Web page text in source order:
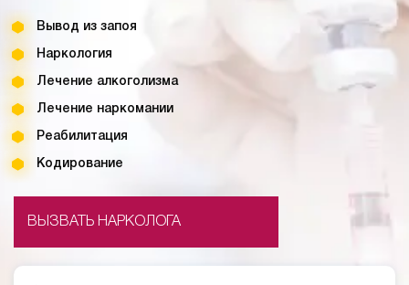
Вывод из запоя
Наркология
Лечение алкоголизма
Лечение наркомании
Реабилитация
Кодирование
ВЫЗВАТЬ НАРКОЛОГА